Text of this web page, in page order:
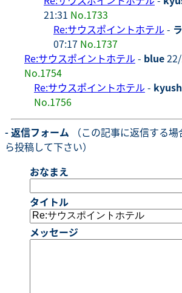
21:31 No.1733
Re:サウスポイントホテル -
07:17 No.1737
Re:サウスポイントホテル - blue
No.1754
Re:サウスポイントホテル -
No.1756
- 返信フォーム （この記事に返信する
ら投稿して下さい）
おなまえ
タイトル
メッセージ